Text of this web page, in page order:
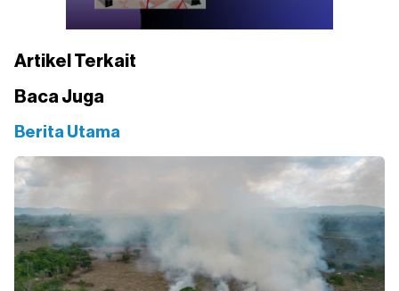
Artikel Terkait
Baca Juga
Berita Utama